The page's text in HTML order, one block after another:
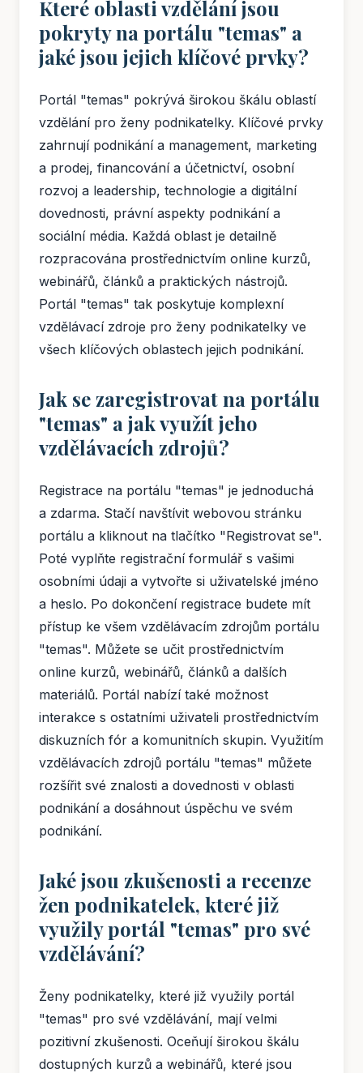
Které oblasti vzdělání jsou
pokryty na portálu "temas" a
jaké jsou jejich klíčové prvky?
Portál "temas" pokrývá širokou škálu oblastí
vzdělání pro ženy podnikatelky. Klíčové prvky
zahrnují podnikání a management, marketing
a prodej, financování a účetnictví, osobní
rozvoj a leadership, technologie a digitální
dovednosti, právní aspekty podnikání a
sociální média. Každá oblast je detailně
rozpracována prostřednictvím online kurzů,
webinářů, článků a praktických nástrojů.
Portál "temas" tak poskytuje komplexní
vzdělávací zdroje pro ženy podnikatelky ve
všech klíčových oblastech jejich podnikání.
Jak se zaregistrovat na portálu
"temas" a jak využít jeho
vzdělávacích zdrojů?
Registrace na portálu "temas" je jednoduchá
a zdarma. Stačí navštívit webovou stránku
portálu a kliknout na tlačítko "Registrovat se".
Poté vyplňte registrační formulář s vašimi
osobními údaji a vytvořte si uživatelské jméno
a heslo. Po dokončení registrace budete mít
přístup ke všem vzdělávacím zdrojům portálu
"temas". Můžete se učit prostřednictvím
online kurzů, webinářů, článků a dalších
materiálů. Portál nabízí také možnost
interakce s ostatními uživateli prostřednictvím
diskuzních fór a komunitních skupin. Využitím
vzdělávacích zdrojů portálu "temas" můžete
rozšířit své znalosti a dovednosti v oblasti
podnikání a dosáhnout úspěchu ve svém
podnikání.
Jaké jsou zkušenosti a recenze
žen podnikatelek, které již
využily portál "temas" pro své
vzdělávání?
Ženy podnikatelky, které již využily portál
"temas" pro své vzdělávání, mají velmi
pozitivní zkušenosti. Oceňují širokou škálu
dostupných kurzů a webinářů, které jsou